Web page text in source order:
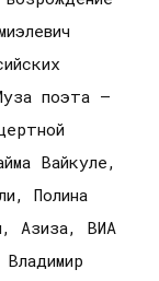
поэта –
Вайкуле,
Полина
Азиза, ВИА